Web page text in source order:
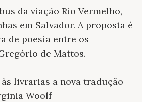
da viação Rio Vermelho,
em Salvador. A proposta é
de poesia entre os
de Mattos.
às livrarias a nova tradução
Woolf